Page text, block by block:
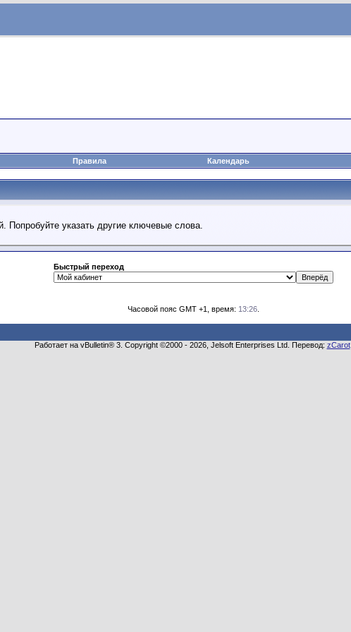
Правила Календарь
Попробуйте указать другие ключевые слова.
Быстрый переход
Часовой пояс GMT +1, время: 13:26.
Работает на vBulletin® 3. Copyright ©2000 - 2026, Jelsoft Enterprises Ltd. Перевод: zCarot.